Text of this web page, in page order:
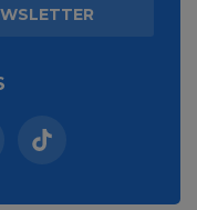
fenêtre)
(nouvelle fenêtre)
(nouvelle
Tiktok (nouvelle